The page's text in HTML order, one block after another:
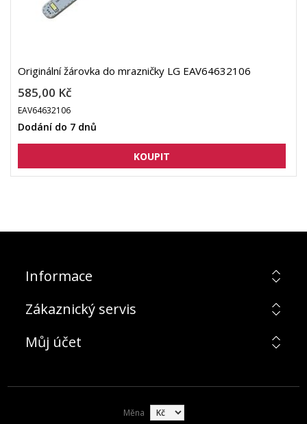
Originální žárovka do mrazničky LG EAV64632106
585,00 Kč
EAV64632106
Dodání do 7 dnů
Informace
Zákaznický servis
Můj účet
Měna